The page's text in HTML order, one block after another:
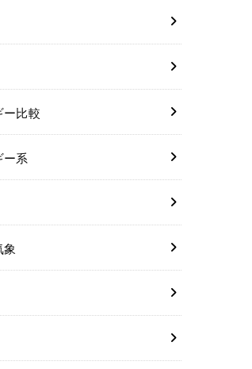
比較
系